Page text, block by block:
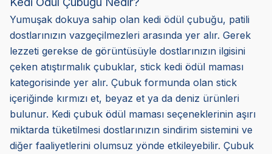
Yumuşak dokuya sahip olan kedi ödül çubuğu, patili
dostlarınızın vazgeçilmezleri arasında yer alır. Gerek
lezzeti gerekse de görüntüsüyle dostlarınızın ilgisini
çeken atıştırmalık çubuklar, stick kedi ödül maması
kategorisinde yer alır. Çubuk formunda olan stick
içeriğinde kırmızı et, beyaz et ya da deniz ürünleri
bulunur. Kedi çubuk ödül maması seçeneklerinin aşırı
miktarda tüketilmesi dostlarınızın sindirim sistemini ve
diğer faaliyetlerini olumsuz yönde etkileyebilir. Çubuk